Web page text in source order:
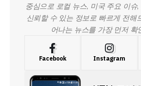
중심으로 로컬 뉴스, 미국 주요 이슈
신뢰할 수 있는 정보로 빠르게 전해
어나는 뉴스를 가장 먼저 확
Facebook Instagram